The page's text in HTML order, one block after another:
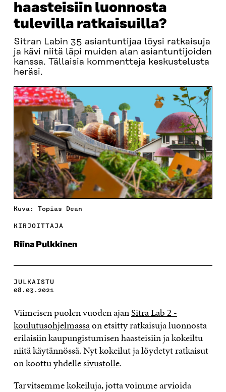
haasteisiin luonnosta
tulevilla ratkaisuilla?
Sitran Labin 35 asiantuntijaa löysi ratkaisuja
ja kävi niitä läpi muiden alan asiantuntijoiden
kanssa. Tällaisia kommentteja keskustelusta
heräsi.
Kuva: Topias Dean
KIRJOITTAJA
Riina Pulkkinen
JULKAISTU
08.03.2021
Viimeisen puolen vuoden ajanSitra Lab 2 -
koulutusohjelmassaon etsitty ratkaisuja luonnosta
erilaisiin kaupungistumisen haasteisiin ja kokeiltu
niitä käytännössä. Nyt kokeilut ja löydetyt ratkaisut
on koottu yhdellesivustolle.
Tarvitsemme kokeiluja, jotta voimme arvioida